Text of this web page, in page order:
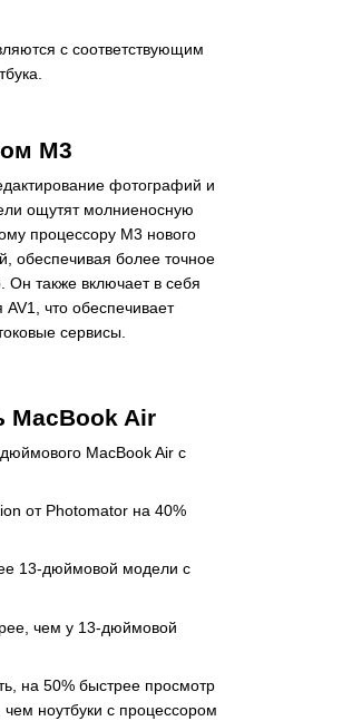
с соответствующим
M3
фотографий и
ощутят молниеносную
процессору M3 нового
обеспечивая более точное
Он также включает в себя
что обеспечивает
сервисы.
MacBook Air
MacBook Air с
от Photomator на 40%
13-дюймовой модели с
чем у 13-дюймовой
на 50% быстрее просмотр
ноутбуки с процессором